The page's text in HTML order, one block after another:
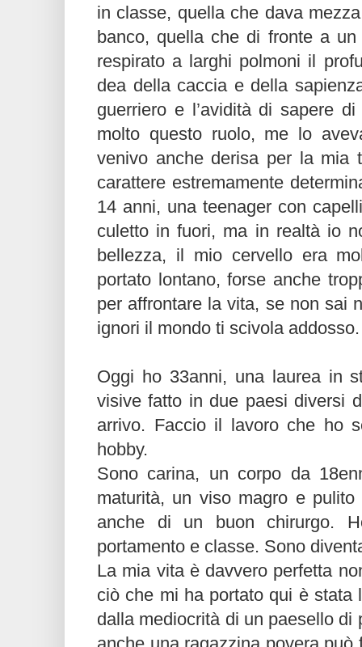
in classe, quella che dava
banco, quella che di fronte a
respirato a larghi polmoni il
dea della caccia e della
guerriero e l’avidità di sapere
molto questo ruolo, me lo
venivo anche derisa per la mia
carattere estremamente
14 anni, una teenager con
culetto in fuori, ma in realtà io
bellezza, il mio cervello era
portato lontano, forse anche
per affrontare la vita, se non sai
ignori il mondo ti scivola addosso.
Oggi ho 33anni, una laurea in
visive fatto in due paesi diversi
arrivo. Faccio il lavoro che ho
hobby.
Sono carina, un corpo da
maturità, un viso magro e
anche di un buon chirurgo.
portamento e classe. Sono
La mia vita è davvero perfetta
ciò che mi ha portato qui è
dalla mediocrità di un paesello